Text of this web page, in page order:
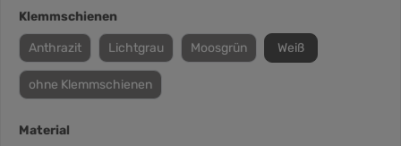
Klemmschienen
Anthrazit Lichtgrau Moosgrün Weiß
ohne Klemmschienen
Material